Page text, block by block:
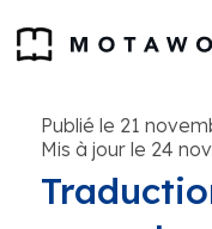
Publié le 21
Mis à jour le 24